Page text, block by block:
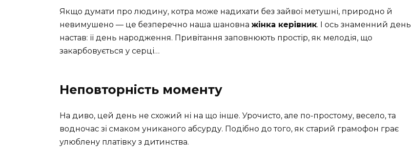
Якщо думати про людину, котра може надихати без зайвої метушні, природно й
невимушено — це безперечно наша шановна жінка керівник. І ось знаменний день
настав: її день народження. Привітання заповнюють простір, як мелодія, що
закарбовується у серці…
Неповторність моменту
На диво, цей день не схожий ні на що інше. Урочисто, але по-простому, весело, та
водночас зі смаком униканого абсурду. Подібно до того, як старий грамофон грає
улюблену платівку з дитинства.